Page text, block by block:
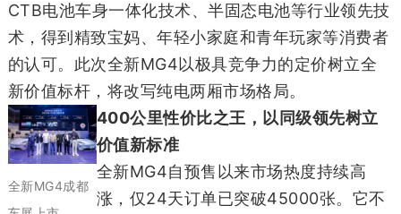
CTB电池车身一体化技术、半固态电池等行业领先技
术，得到精致宝妈、年轻小家庭和青年玩家等消费者
的认可。此次全新MG4以极具竞争力的定价树立全
新价值标杆，将改写纯电两厢市场格局。
全新MG4成都
400公里性价比之王，以同级领先树立
价值新标准
全新MG4自预售以来市场热度持续高
涨，仅24天订单已突破45000张。它不